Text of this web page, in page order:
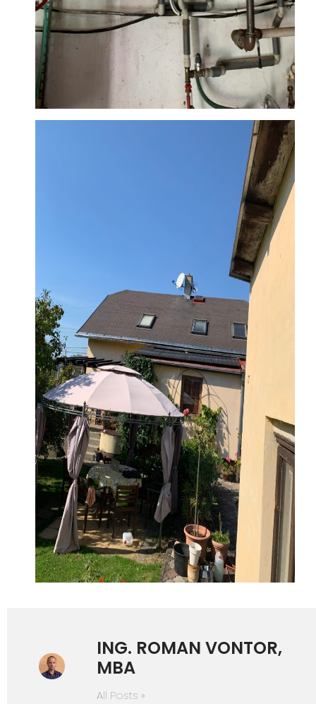
ING. ROMAN VONTOR,
MBA
All Posts »